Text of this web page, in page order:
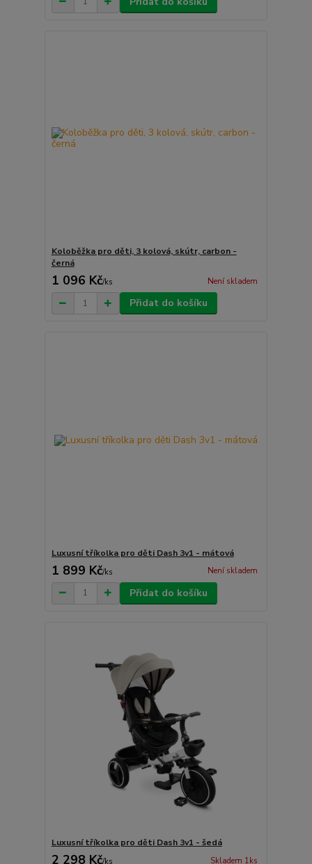
Koloběžka pro děti, 3 kolová, skútr, carbon -
černá
1 096 Kč/ks Není skladem
Přidat do košíku
Luxusní tříkolka pro děti Dash 3v1 - mátová
1 899 Kč/ks Není skladem
Přidat do košíku
Luxusní tříkolka pro děti Dash 3v1 - šedá
2 298 Kč/ks Skladem 1ks